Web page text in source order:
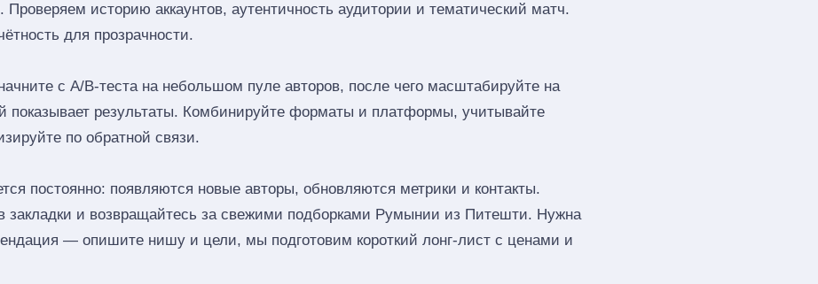
Проверяем историю аккаунтов, аутентичность аудитории и тематический матч.
для прозрачности.
с A/B‑теста на небольшом пуле авторов, после чего масштабируйте на
показывает результаты. Комбинируйте форматы и платформы, учитывайте
по обратной связи.
постоянно: появляются новые авторы, обновляются метрики и контакты.
закладки и возвращайтесь за свежими подборками Румынии из Питешти. Нужна
— опишите нишу и цели, мы подготовим короткий лонг‑лист с ценами и